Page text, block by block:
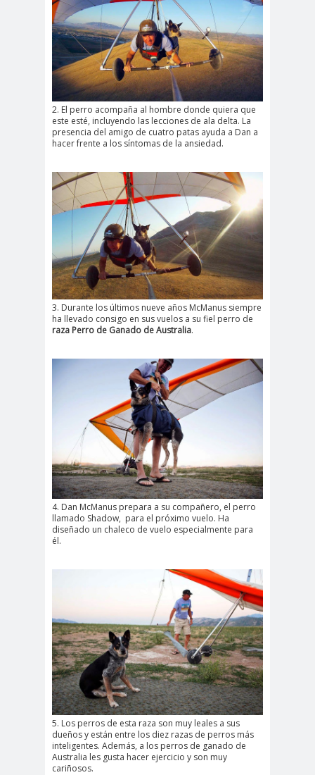
2. El perro acompaña al hombre donde quiera que
este esté, incluyendo las lecciones de ala delta. La
presencia del amigo de cuatro patas ayuda a Dan a
hacer frente a los síntomas de la ansiedad.
3. Durante los últimos nueve años McManus siempre
ha llevado consigo en sus vuelos a su fiel perro de
raza Perro de Ganado de Australia.
4. Dan McManus prepara a su compañero, el perro
llamado Shadow, para el próximo vuelo. Ha
diseñado un chaleco de vuelo especialmente para
él.
5. Los perros de esta raza son muy leales a sus
dueños y están entre los diez razas de perros más
inteligentes. Además, a los perros de ganado de
Australia les gusta hacer ejercicio y son muy
cariñosos.